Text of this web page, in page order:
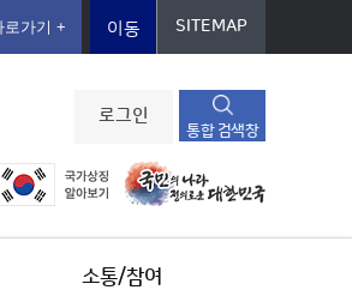
이동 SITEMAP
로그인
통합 검색창
소통/참여